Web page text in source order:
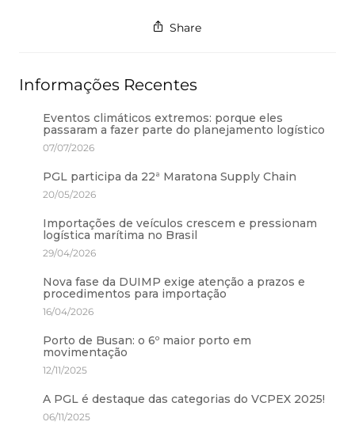
Share
Informações Recentes
Eventos climáticos extremos: porque eles
passaram a fazer parte do planejamento logístico
07/07/2026
PGL participa da 22ª Maratona Supply Chain
20/05/2026
Importações de veículos crescem e pressionam
logística marítima no Brasil
29/04/2026
Nova fase da DUIMP exige atenção a prazos e
procedimentos para importação
16/04/2026
Porto de Busan: o 6º maior porto em
movimentação
12/11/2025
A PGL é destaque das categorias do VCPEX 2025!
06/11/2025